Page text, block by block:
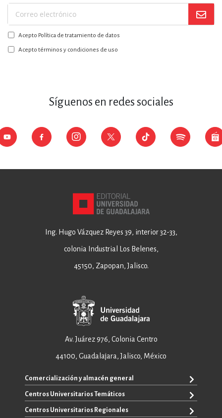
Suscríbase
a
nuestro
boletín:
Acepto Política de tratamiento de datos
Acepto términos y condiciones de uso
Síguenos en redes sociales
Ing. Hugo Vázquez Reyes 39, interior 32-33,
colonia Industrial Los Belenes,
45150, Zapopan, Jalisco.
Av. Juárez 976, Colonia Centro
44100, Guadalajara, Jalisco, México
Comercialización y almacén general
+52 33 3640 6326
+52 33 3640 4595
Centros Universitarios Temáticos
CUAAD
Centros Universitarios Regionales